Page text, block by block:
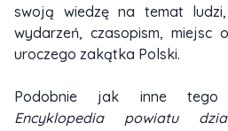
swoją wiedzę na temat
wydarzeń, czasopism, miejsc
uroczego zakątka Polski.
Podobnie jak inne tego
Encyklopedia powiatu